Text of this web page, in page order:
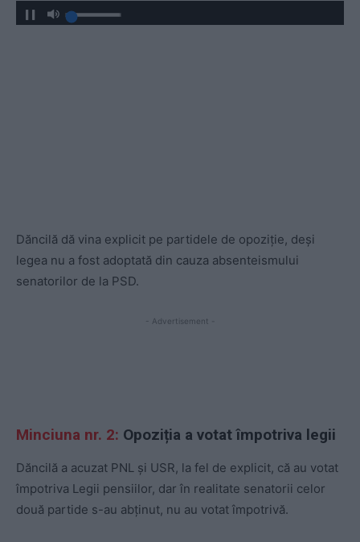
Dăncilă dă vina explicit pe partidele de opoziție, deși
legea nu a fost adoptată din cauza absenteismului
senatorilor de la PSD.
- Advertisement -
Minciuna nr. 2: Opoziția a votat împotriva legii
Dăncilă a acuzat PNL și USR, la fel de explicit, că au votat
împotriva Legii pensiilor, dar în realitate senatorii celor
două partide s-au abținut, nu au votat împotrivă.